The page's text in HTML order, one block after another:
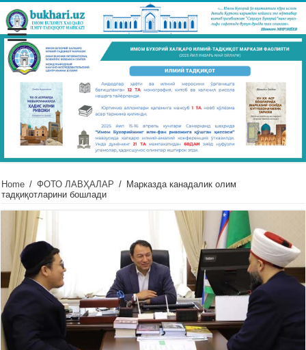
Home / ФОТО ЛАВҲАЛАР / Марказда канадалик олим
тадқиқотларини бошлади